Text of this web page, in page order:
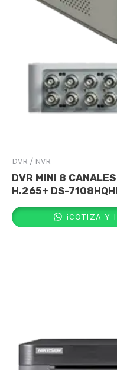
DVR / NVR
DVR MINI 8
H.265+ DS-
¡COTIZA Y